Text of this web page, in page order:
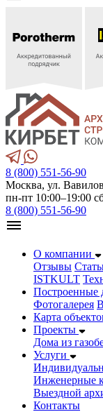
8 (800) 551-56-90
Москва, ул.
пн-пт 10:00–19:00
8 (800) 551-56-90
О компании
Отзывы
ISTKULT
Построенные
Фотогалерея
Карта
Проекты
Дома из
Услуги
Инженерные
Выездной
Контакты